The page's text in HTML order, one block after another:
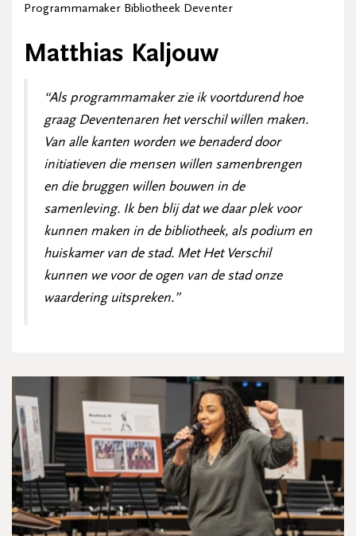
Programmamaker Bibliotheek Deventer
Matthias Kaljouw
“Als programmamaker zie ik voortdurend hoe
graag Deventenaren het verschil willen maken.
Van alle kanten worden we benaderd door
initiatieven die mensen willen samenbrengen
en die bruggen willen bouwen in de
samenleving. Ik ben blij dat we daar plek voor
kunnen maken in de bibliotheek, als podium en
huiskamer van de stad. Met Het Verschil
kunnen we voor de ogen van de stad onze
waardering uitspreken.”